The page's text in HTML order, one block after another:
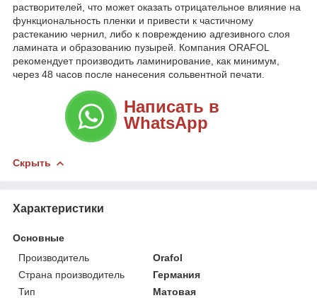
растворителей, что может оказать отрицательное влияние на
функциональность пленки и привести к частичному
растеканию чернил, либо к повреждению адгезивного слоя
ламината и образованию пузырей. Компания ORAFOL
рекомендует производить ламинирование, как минимум,
через 48 часов после нанесения сольвентной печати.
Написать в
WhatsApp
Скрыть
Характеристики
Основные
Производитель
Orafol
Страна производитель
Германия
Тип
Матовая